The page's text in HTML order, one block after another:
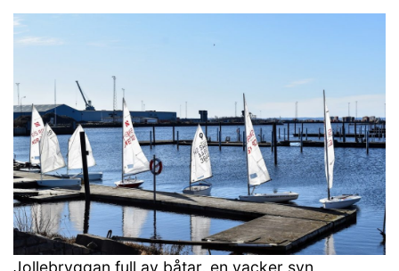
Jollebryggan full av båtar, en vacker syn